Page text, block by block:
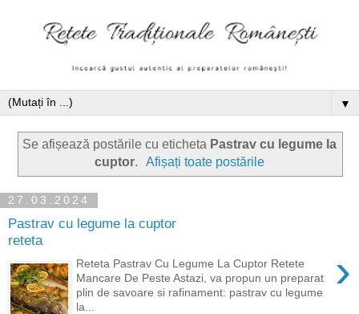
▼
Se afișează postările cu eticheta Pastrav cu legume la
cuptor. Afișați toate postările
27.03.2024
Pastrav cu legume la cuptor
reteta
›
Reteta Pastrav Cu Legume La Cuptor Retete
Mancare De Peste Astazi, va propun un preparat
plin de savoare si rafinament: pastrav cu legume
la...